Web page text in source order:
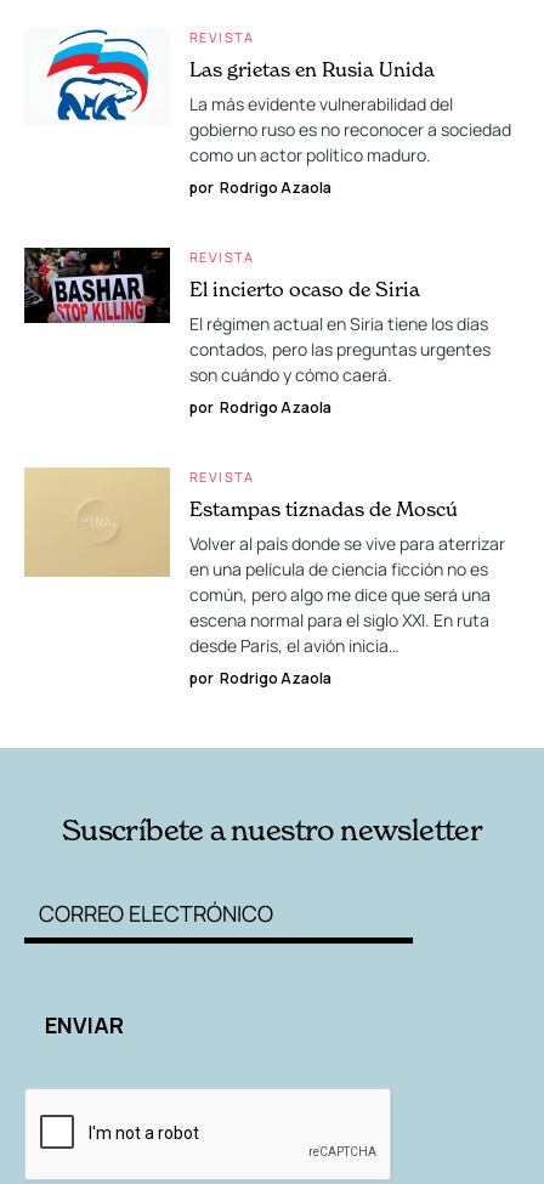
REVISTA
Las grietas en Rusia Unida
La más evidente vulnerabilidad del
gobierno ruso es no reconocer a sociedad
como un actor político maduro.
por Rodrigo Azaola
REVISTA
El incierto ocaso de Siria
El régimen actual en Siria tiene los días
contados, pero las preguntas urgentes
son cuándo y cómo caerá.
por Rodrigo Azaola
REVISTA
Estampas tiznadas de Moscú
Volver al país donde se vive para aterrizar
en una película de ciencia ficción no es
común, pero algo me dice que será una
escena normal para el siglo XXI. En ruta
desde París, el avión inicia…
por Rodrigo Azaola
Suscríbete a nuestro newsletter